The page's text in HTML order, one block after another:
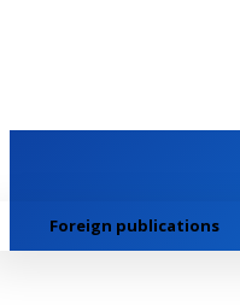
Foreign publications